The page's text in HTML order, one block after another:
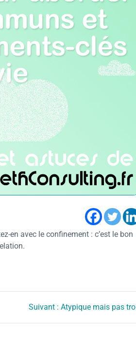
en avec le confinement : c’est le bon
Suivant : Atypique mais pas